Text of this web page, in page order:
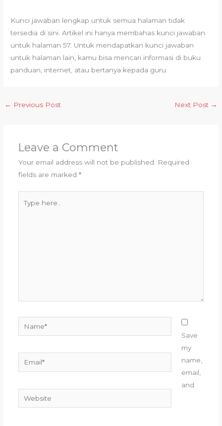
Kunci jawaban lengkap untuk semua halaman tidak
tersedia di sini. Artikel ini hanya membahas kunci jawaban
untuk halaman 57. Untuk mendapatkan kunci jawaban
untuk halaman lain, kamu bisa mencari informasi di buku
panduan, internet, atau bertanya kepada guru.
← Previous Post Next Post →
Leave a Comment
Your email address will not be published. Required
fields are marked *
here..
Website
Save
my
name,
email,
and